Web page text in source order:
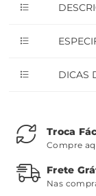
DICAS
Troca
Compre
Frete
Nas